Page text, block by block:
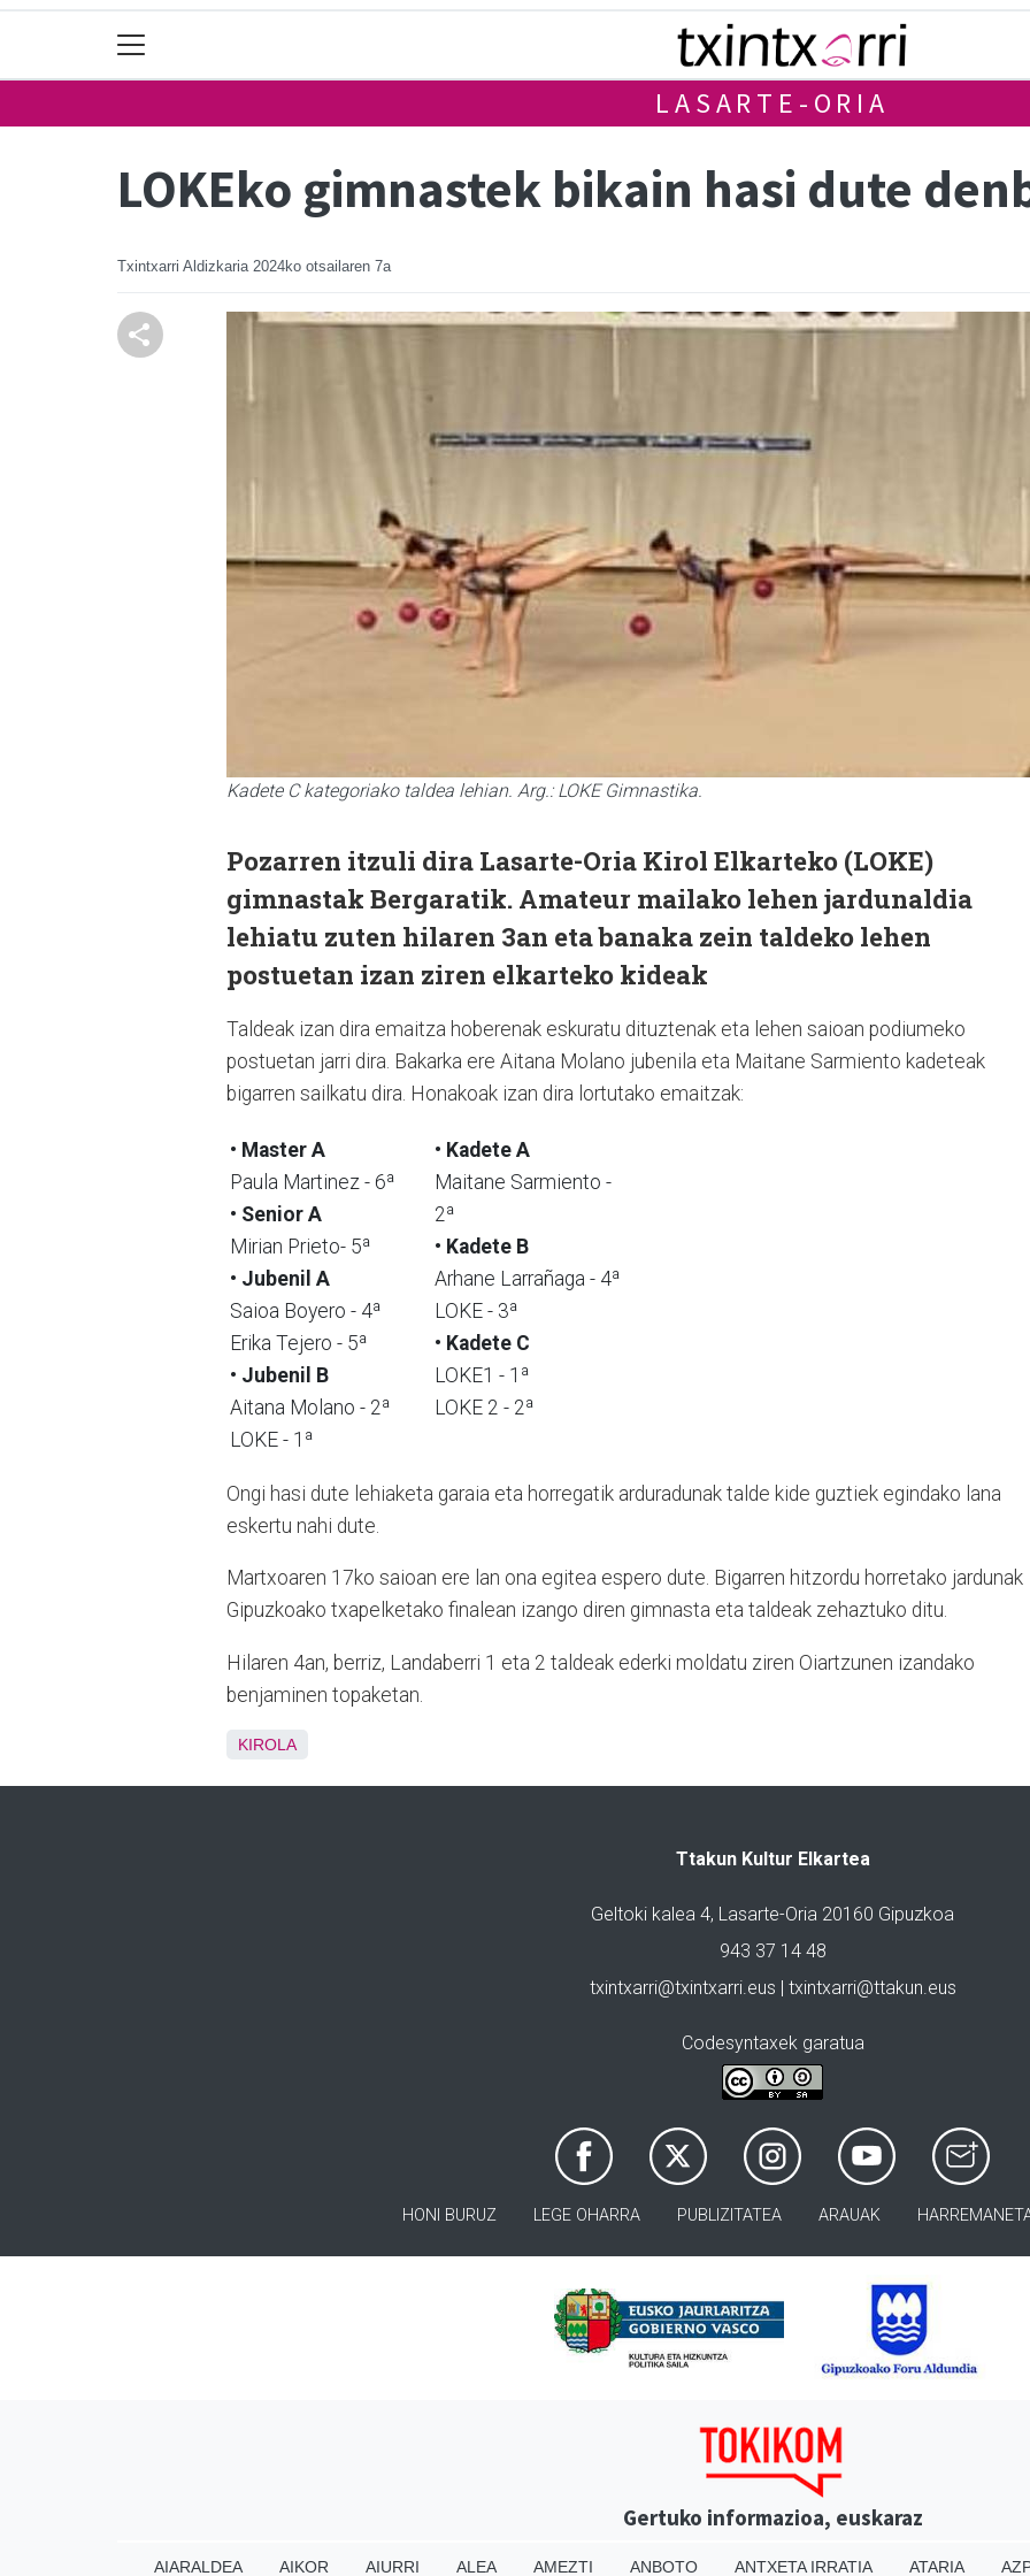
LASARTE-ORIA
LOKEko gimnastek bikain hasi dute
Txintxarri Aldizkaria 2024ko otsailaren 7a
Kadete C kategoriako taldea lehian. Arg.: LOKE Gimnastika.
Pozarren itzuli dira Lasarte-Oria Kirol Elkarteko (LOKE)
gimnastak Bergaratik. Amateur mailako lehen jardunaldia
lehiatu zuten hilaren 3an eta banaka zein taldeko lehen
postuetan izan ziren elkarteko kideak
Taldeak izan dira emaitza hoberenak eskuratu dituztenak eta lehen saioan podiumeko
postuetan jarri dira. Bakarka ere Aitana Molano jubenila eta Maitane Sarmiento kadeteak
bigarren sailkatu dira. Honakoak izan dira lortutako emaitzak:
• Master A
Paula Martinez - 6ª
• Senior A
Mirian Prieto- 5ª
• Jubenil A
Saioa Boyero - 4ª
Erika Tejero - 5ª
• Jubenil B
Aitana Molano - 2ª
LOKE - 1ª
• Kadete A
Maitane Sarmiento -
2ª
• Kadete B
Arhane Larrañaga - 4ª
LOKE - 3ª
• Kadete C
LOKE1 - 1ª
LOKE 2 - 2ª
Ongi hasi dute lehiaketa garaia eta horregatik arduradunak talde kide guztiek egindako lana
eskertu nahi dute.
Martxoaren 17ko saioan ere lan ona egitea espero dute. Bigarren hitzordu horretako jardunak
Gipuzkoako txapelketako finalean izango diren gimnasta eta taldeak zehaztuko ditu.
Hilaren 4an, berriz, Landaberri 1 eta 2 taldeak ederki moldatu ziren Oiartzunen izandako
benjaminen topaketan.
KIROLA
Ttakun Kultur Elkartea
Geltoki kalea 4, Lasarte-Oria 20160 Gipuzkoa
943 37 14 48
txintxarri@txintxarri.eus | txintxarri@ttakun.eus
Codesyntaxek garatua
HONI BURUZ LEGE OHARRA PUBLIZITATEA ARAUAK
Gertuko informazioa, euskaraz
AIARALDEA AIKOR AIURRI ALEA AMEZTI ANBOTO ANTXETA IRRATIA ATARIA